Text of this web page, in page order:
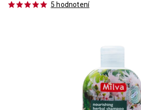
5 hodnotení